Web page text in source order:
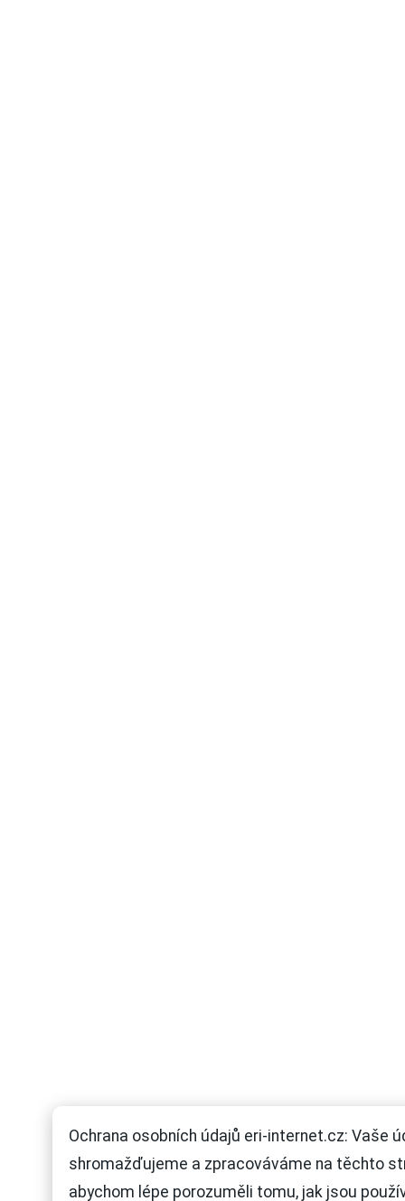
Ochrana osobních údajů eri-internet.cz: Vaše
shromažďujeme a zpracováváme na těchto
abychom lépe porozuměli tomu, jak jsou